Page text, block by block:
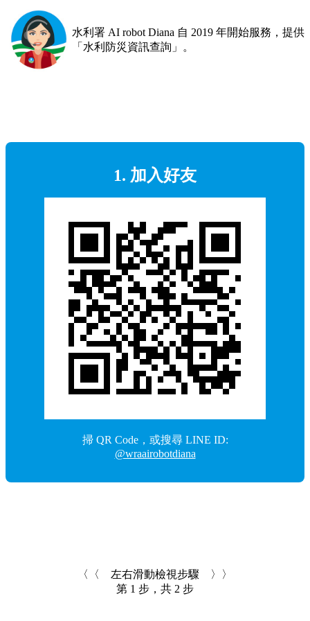
水利署 AI robot Diana 自 2019 年開始服務，提供
「水利防災資訊查詢」。
1. 加入好友
掃 QR Code，或搜尋 LINE ID:
@wraairobotdiana
〈〈 左右滑動檢視步驟
〉〉
第 1 步，共 2 步